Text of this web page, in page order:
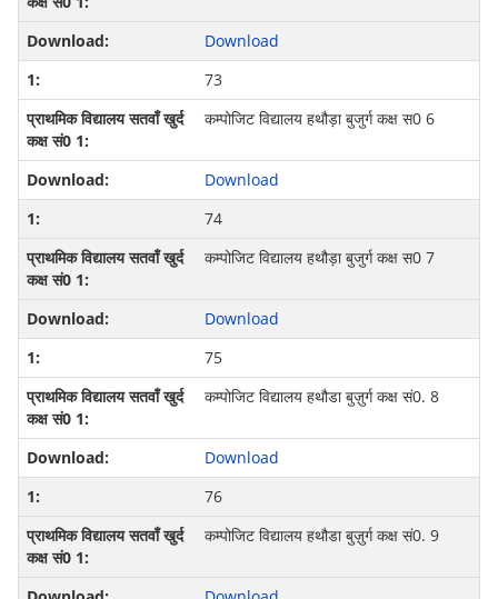
Download
73
कम्‍पोजि‍ट विद्यालय हथौड़ा बुजुर्ग कक्ष स0 6
Download
74
कम्‍पोजि‍ट विद्यालय हथौड़ा बुजुर्ग कक्ष स0 7
Download
75
कम्‍पोजिट विद्यालय हथौडा बुज़ुर्ग कक्ष सं0. 8
Download
76
कम्‍पोजिट विद्यालय हथौडा बुज़ुर्ग कक्ष सं0. 9